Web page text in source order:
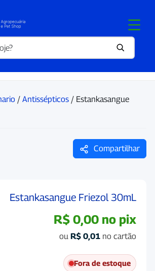
/ Antissépticos / Estankasangue
Compartilhar
Estankasangue Friezol 30mL
R$ 0,00 no pix
ou R$ 0,01 no cartão
Fora de estoque